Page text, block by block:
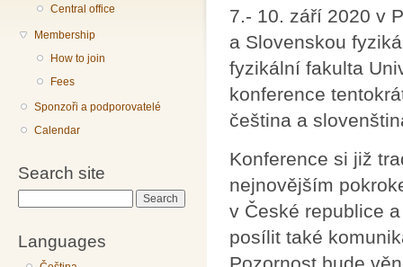
Central office
Membership
How to join
Fees
Sponzoři a podporovatelé
Calendar
Search site
Languages
7.- 10. září 2020 v
a Slovenskou
fyzikální fakulta
konference
čeština a
Konference si již
nejnovějším
v České republice
posílit také